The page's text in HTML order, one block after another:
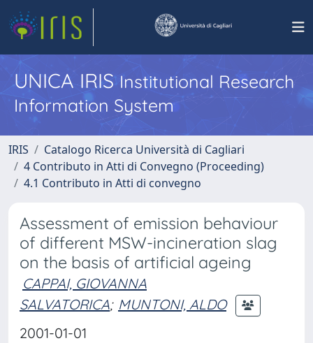
UNICA IRISInstitutional Research
Information System
IRIS
Catalogo Ricerca Università di Cagliari
4 Contributo in Atti di Convegno (Proceeding)
4.1 Contributo in Atti di convegno
Assessment of emission behaviour
of different MSW-incineration slag
on the basis of artificial ageing
CAPPAI, GIOVANNA
SALVATORICA; MUNTONI, ALDO
2001-01-01